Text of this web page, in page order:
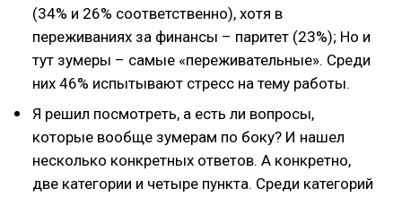
(34% и 26% соответственно), хотя в
переживаниях за финансы – паритет (23%); Но и
тут зумеры – самые «переживательные». Среди
них 46% испытывают стресс на тему работы.
Я решил посмотреть, а есть ли вопросы,
которые вообще зумерам по боку? И нашел
несколько конкретных ответов. А конкретно,
две категории и четыре пункта. Среди категорий